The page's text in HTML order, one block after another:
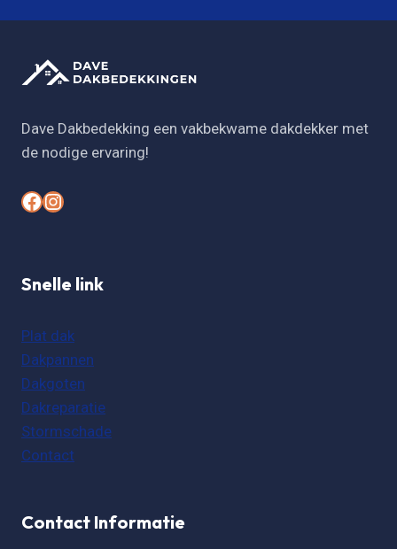
Dave Dakbedekking een vakbekwame dakdekker met
de nodige ervaring!
# #
Snelle link
Plat dak
Dakpannen
Dakgoten
Dakreparatie
Stormschade
Contact
Contact Informatie